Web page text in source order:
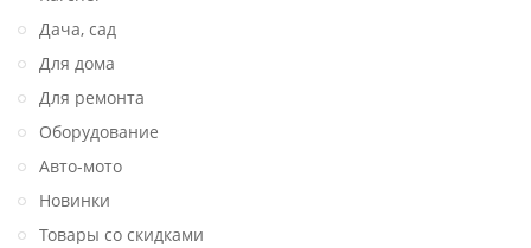
Дача, сад
Для дома
Для ремонта
Оборудование
Авто-мото
Новинки
Товары со скидками